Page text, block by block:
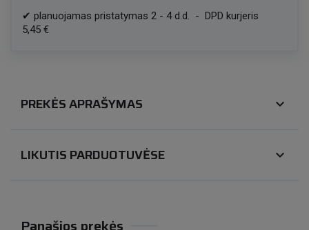
✔ planuojamas pristatymas 2 - 4d.d. - DPD kurjeris
5,45 €
PREKĖS APRAŠYMAS expand_more
LIKUTIS PARDUOTUVĖSE expand_more